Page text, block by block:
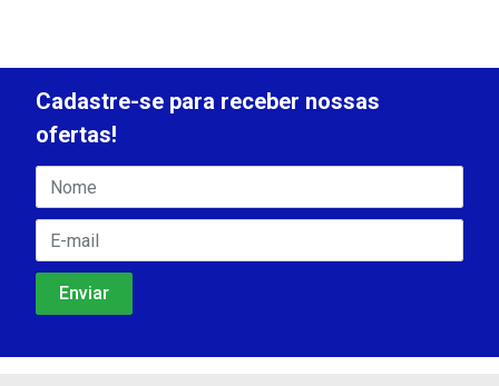
Cadastre-se para receber nossas
ofertas!